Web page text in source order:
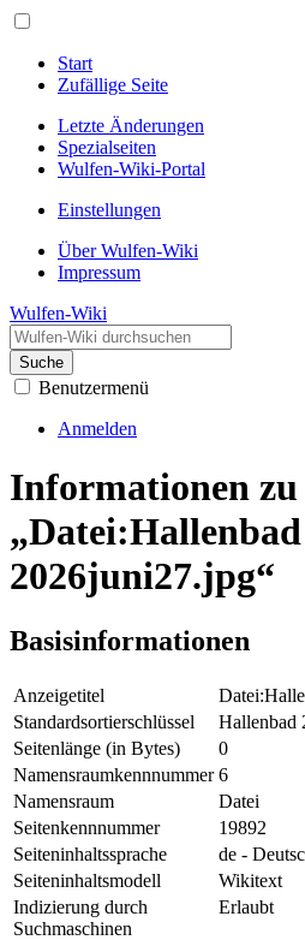
Start
Zufällige Seite
Letzte Änderungen
Spezialseiten
Wulfen-Wiki-Portal
Einstellungen
Über Wulfen-Wiki
Impressum
Wulfen-Wiki
Suche
Benutzermenü
Anmelden
Informationen zu
„Datei:Hallenbad
2026juni27.jpg“
Basisinformationen
Anzeigetitel
Standardsortierschlüssel
Hallenbad
Seitenlänge (in Bytes)
0
Namensraumkennnummer 6
Namensraum
Datei
Seitenkennnummer
19892
Seiteninhaltssprache
de -
Seiteninhaltsmodell
Wikitext
Indizierung durch
Suchmaschinen
Erlaubt